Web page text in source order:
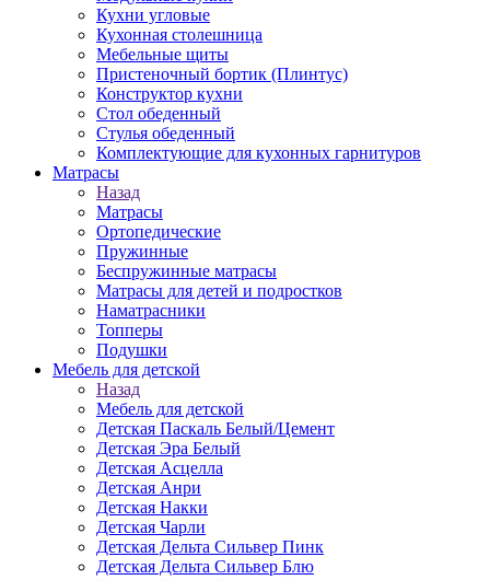
Кухни угловые
Кухонная столешница
Мебельные щиты
Пристеночный бортик (Плинтус)
Конструктор кухни
Стол обеденный
Стулья обеденный
Комплектующие для кухонных гарнитуров
Матраcы
Назад
Матраcы
Ортопедические
Пружинные
Беспружинные матрасы
Матрасы для детей и подростков
Наматрасники
Топперы
Подушки
Мебель для детской
Назад
Мебель для детской
Детская Паскаль Белый/Цемент
Детская Эра Белый
Детская Асцелла
Детская Анри
Детская Накки
Детская Чарли
Детская Дельта Сильвер Пинк
Детская Дельта Сильвер Блю